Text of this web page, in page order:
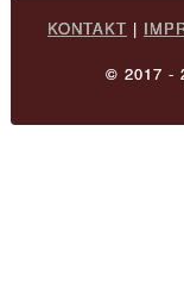
KONTAKT |
© 2017 -